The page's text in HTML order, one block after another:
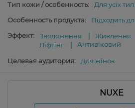
Тип кожи / особенность:
Для усіх
Особенность продукта:
Підходить
Эффект:
Зволоження Живлення
Ліфтінг
Антивіковий
Целевая аудитория: Для жінок
NUXE